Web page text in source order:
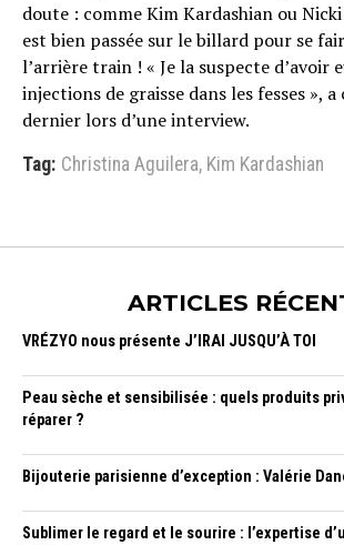
doute : comme Kim Kardashian ou
est bien passée sur le billard pour se
l’arrière train ! « Je la suspecte d’avoir
injections de graisse dans les fesses », a
dernier lors d’une interview.
Tag: Christina Aguilera, Kim Kardashian
ARTICLES
VRÉZYO nous présente J’IRAI JUSQU’À TOI
Peau sèche et sensibilisée : quels produits
réparer ?
Bijouterie parisienne d’exception : Valérie
Sublimer le regard et le sourire : l’expertise